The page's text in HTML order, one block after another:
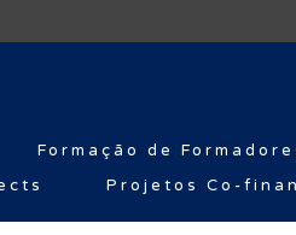
Formação de
Projetos Co-